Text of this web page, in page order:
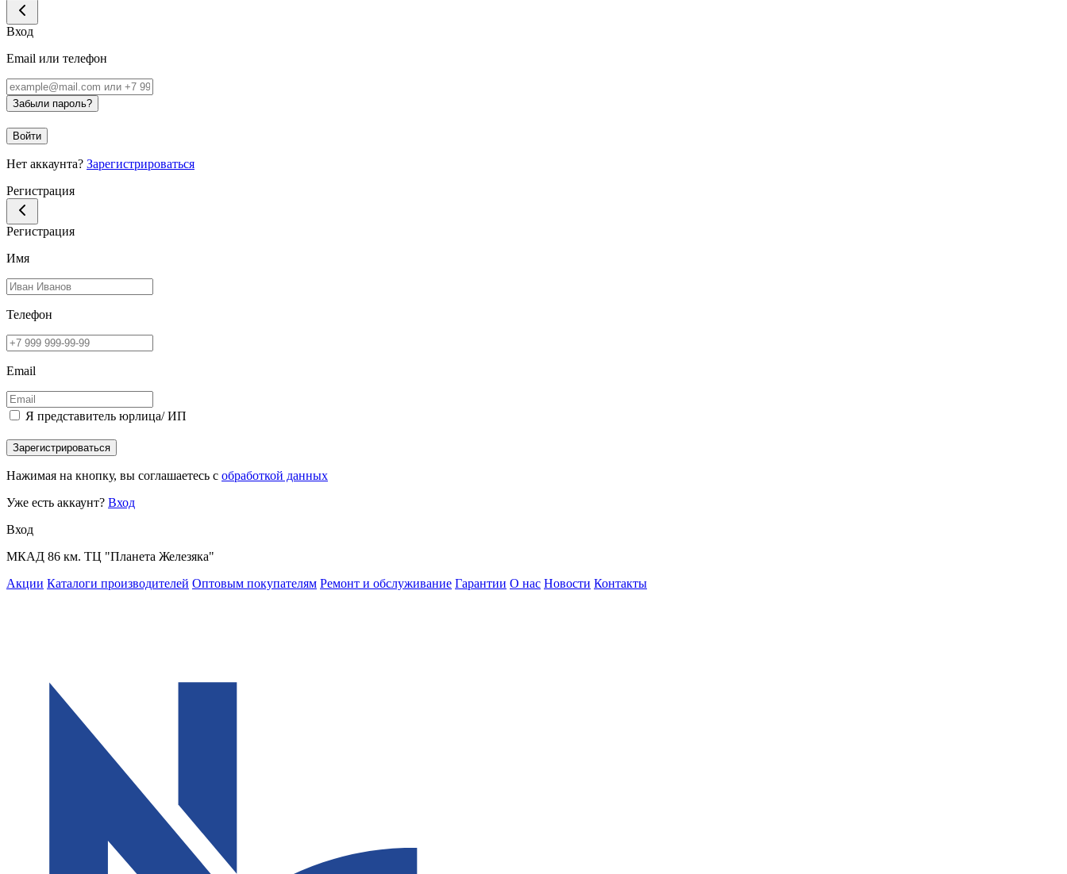
Вход
Email или телефон
Забыли пароль?
Войти
Нет аккаунта? Зарегистрироваться
Регистрация
Регистрация
Имя
Телефон
Email
Я представитель юрлица/ ИП
Зарегистрироваться
Нажимая на кнопку, вы соглашаетесь с обработкой данных
Уже есть аккаунт? Вход
Вход
МКАД 86 км. ТЦ "Планета Железяка"
Акции Каталоги производителей Оптовым покупателям Ремонт и обслуживание Гарантии О нас Новости Контакты